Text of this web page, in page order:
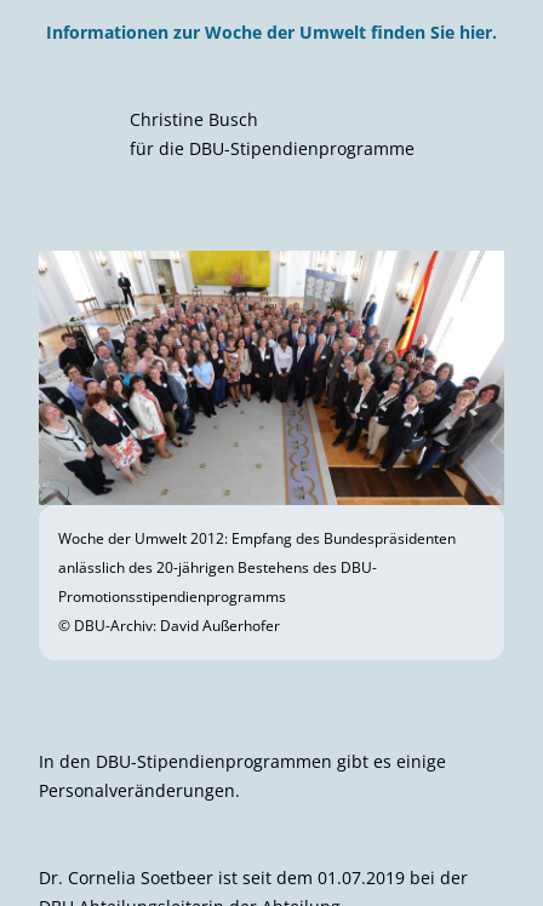
Informationen zur Woche der Umwelt finden Sie hier.
Christine Busch
für die DBU-Stipendienprogramme
Woche der Umwelt 2012: Empfang des Bundespräsidenten
anlässlich des 20-jährigen Bestehens des DBU-
Promotionsstipendienprogramms
© DBU-Archiv: David Außerhofer
In den DBU-Stipendienprogrammen gibt es einige
Personalveränderungen.
Dr. Cornelia Soetbeer ist seit dem 01.07.2019 bei der